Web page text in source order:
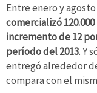
Entre enero y
comercializó
incremento de 12
período del 2013. Y
entregó alrededor
compara con el